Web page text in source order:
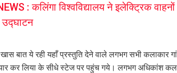
: कलिंगा विश्वविद्यालय ने इलेक्ट्रिक
उद्घाटन
बात ये रही यहाँ प्रस्तुति देने वाले लगभग सभी कलाकार
कर लिया के सीधे स्टेज पर पहुंच गये। लगभग अधिकांश